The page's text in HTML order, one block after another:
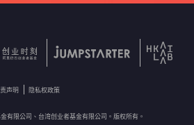
声明 隐私权政策
有限公司、台湾创业者基金有限公司。版权所有。